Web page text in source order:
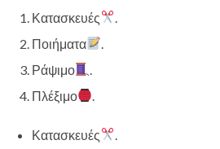
Κατασκευές
Ποιήματα
Ράψιμο
Πλέξιμο
Κατασκευές